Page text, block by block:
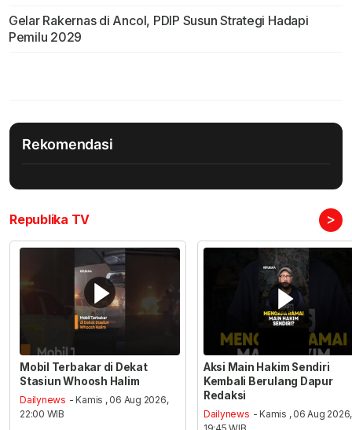
Gelar Rakernas di Ancol, PDIP Susun Strategi Hadapi
Pemilu 2029
Rekomendasi
Republika TV >
Mobil Terbakar di Dekat
Stasiun Whoosh Halim
Dailynews - Kamis , 06 Aug 2026,
22:00 WIB
Aksi Main Hakim Sendiri
Kembali Berulang Dapur
Redaksi
Dailynews - Kamis , 06 Aug 2026,